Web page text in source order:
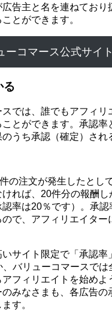
広告主と名を連ねており
とができます。
ーコマース公式サイ
る
では、誰でもアフィリ
とができます。承認率
うち承認（確定）され
の注文が発生したとし
れば、20件分の報酬し
認率は20％です）。承
で、アフィリエイター
サイト限定で「承認率
バリューコマースでは
アフィリエイトを始めよ
みなさまも、各広告の
す。